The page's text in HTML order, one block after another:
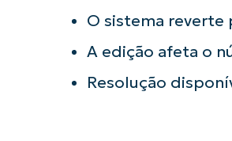
O sistema reverte
A edição afeta o
Resolução